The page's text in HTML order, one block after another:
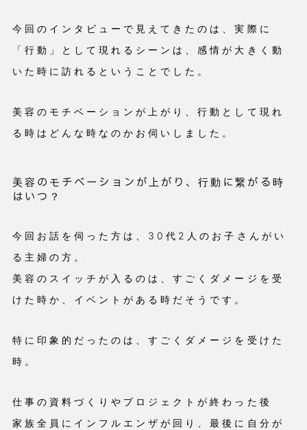
今回のインタビューで見えてきたのは、実際に
「行動」として現れるシーンは、感情が大きく動
いた時に訪れるということでした。
美容のモチベーションが上がり、行動として現れ
る時はどんな時なのかお伺いしました。
美容のモチベーションが上がり、行動に繋がる時
はいつ？
今回お話を伺った方は、30代2人のお子さんがい
る主婦の方。
美容のスイッチが入るのは、すごくダメージを受
けた時か、イベントがある時だそうです。
特に印象的だったのは、すごくダメージを受けた
時。
仕事の資料づくりやプロジェクトが終わった後
家族全員にインフルエンザが回り、最後に自分が